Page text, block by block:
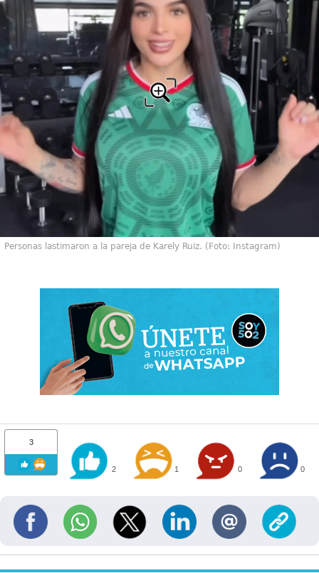
Personas lastimaron a la pareja de Karely Ruiz. (Foto: Instagram)
3
2 1 0 0